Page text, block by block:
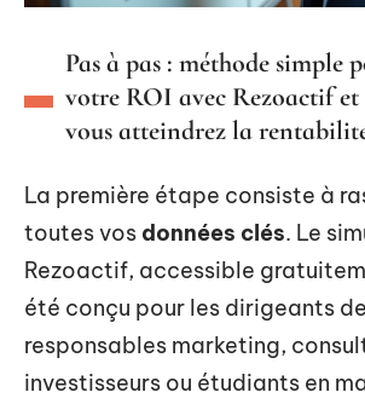
Pas à pas : méthode simple
votre ROI avec Rezoactif
vous atteindrez la
La première étape consiste à
toutes vos données clés. Le
Rezoactif, accessible
été conçu pour les dirigeants de
responsables marketing,
investisseurs ou étudiants en